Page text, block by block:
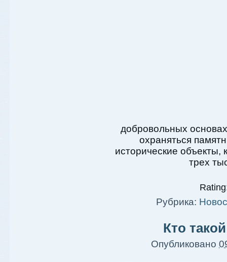
добровольных
охраняться
исторические объекты,
трех
Рубрика:
Кто
Опубликовано